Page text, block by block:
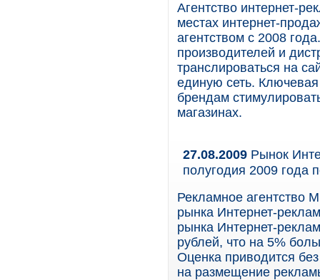
Агентство интернет-
местах интернет-
агентством с 2008
производителей и
транслироваться на
единую сеть.
брендам
магазинах.
27.08.2009 Рынок
полугодия 2009 года
Рекламное агентство
рынка Интернет-
рынка Интернет-
рублей, что на 5%
Оценка приводится
на размещение